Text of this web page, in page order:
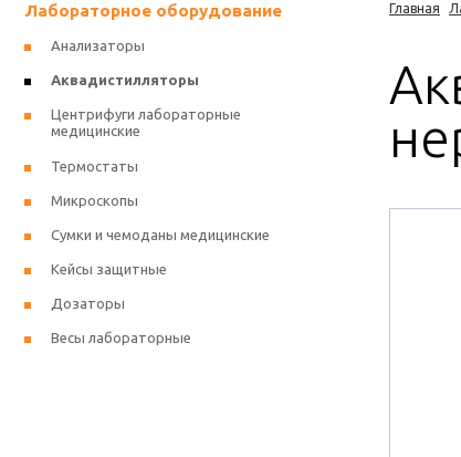
Главная
Лабораторное оборудование
Анализаторы
Аквадистилляторы
Центрифуги лабораторные
медицинские
Термостаты
Микроскопы
Сумки и чемоданы медицинские
Кейсы защитные
Дозаторы
Весы лабораторные